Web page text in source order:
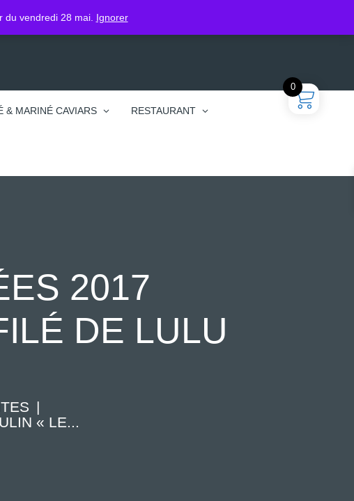
vendredi 28 mai. Ignorer
& MARINÉ CAVIARS RESTAURANT
2017
DE LULU
« LE...
0